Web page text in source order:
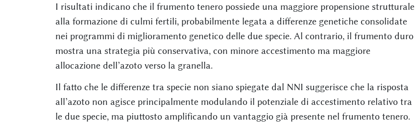
I risultati indicano che il frumento tenero possiede una maggiore propensione strutturale
alla formazione di culmi fertili, probabilmente legata a differenze genetiche consolidate
nei programmi di miglioramento genetico delle due specie. Al contrario, il frumento duro
mostra una strategia più conservativa, con minore accestimento ma maggiore
allocazione dell’azoto verso la granella.
Il fatto che le differenze tra specie non siano spiegate dal NNI suggerisce che la risposta
all’azoto non agisce principalmente modulando il potenziale di accestimento relativo tra
le due specie, ma piuttosto amplificando un vantaggio già presente nel frumento tenero.